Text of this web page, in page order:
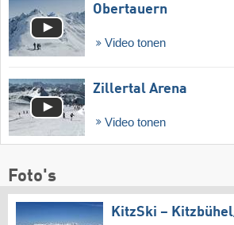
Obertauern
Video tonen
Zillertal Arena
Video tonen
Foto's
KitzSki –